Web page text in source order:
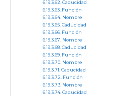
Caducidad
Función
Nombre
Caducidad
Función
Nombre
Caducidad
Función
Nombre
Caducidad
Función
Nombre
Caducidad